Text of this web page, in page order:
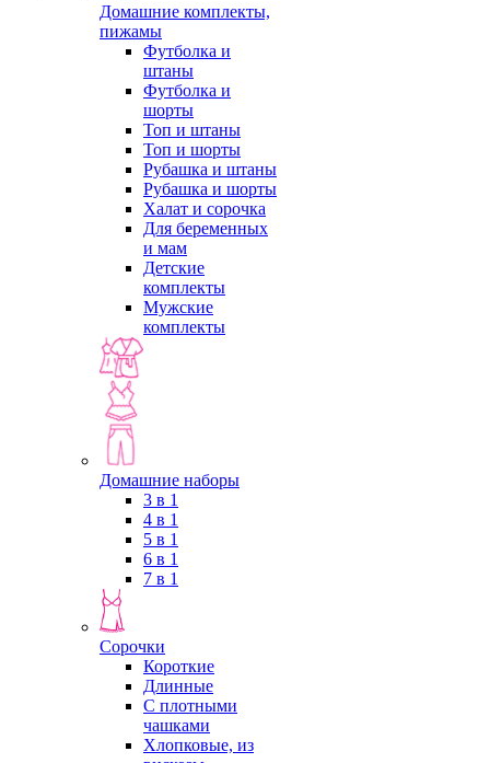
Домашние комплекты,
пижамы
Футболка и
штаны
Футболка и
шорты
Топ и штаны
Топ и шорты
Рубашка и штаны
Рубашка и шорты
Халат и сорочка
Для беременных
и мам
Детские
комплекты
Мужские
комплекты
Домашние наборы
3 в 1
4 в 1
5 в 1
6 в 1
7 в 1
Сорочки
Короткие
Длинные
С плотными
чашками
Хлопковые, из